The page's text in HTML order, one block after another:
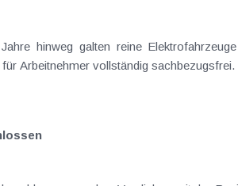
Arbeitnehmer vollständig